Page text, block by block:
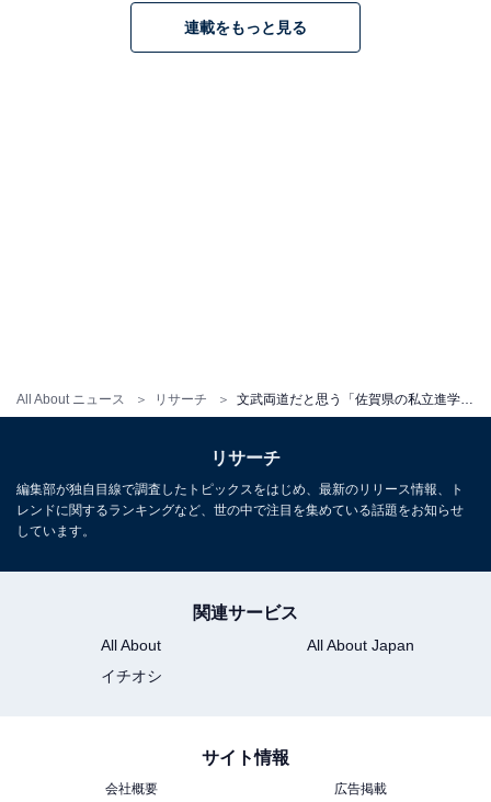
All About ニュース リサーチ 文武両道だと思う「佐賀県の私立進学校」ランキング！ 2位「弘学館高等学校」を抑えた1位は？【2025年調査】
連載をもっと見る
リサーチ
編集部が独自目線で調査したトピックスをはじめ、最新のリリース情報、ト
レンドに関するランキングなど、世の中で注目を集めている話題をお知らせ
しています。
関連サービス
All About
All About Japan
イチオシ
サイト情報
会社概要 広告掲載